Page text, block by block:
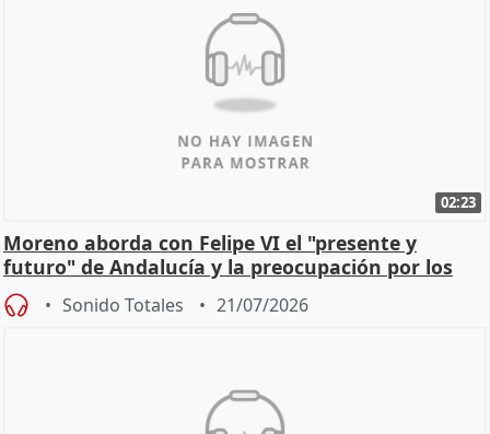
02:23
Moreno aborda con Felipe VI el "presente y
futuro" de Andalucía y la preocupación por los
incendios
Sonido Totales 21/07/2026